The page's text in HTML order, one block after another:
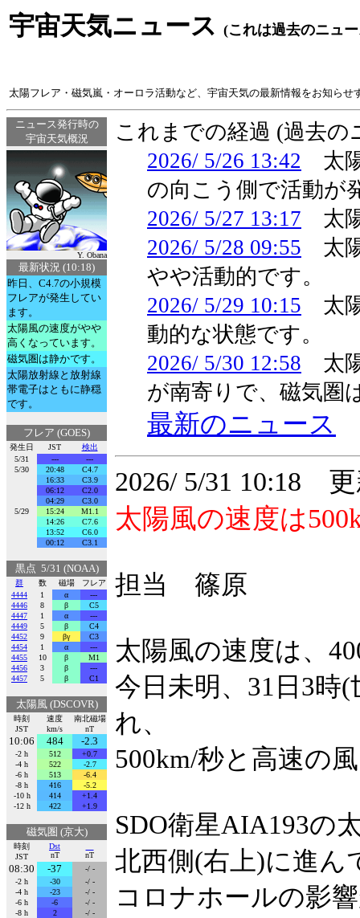
宇宙天気ニュース (これは過去のニュ
太陽フレア・磁気嵐・オーロラ活動など、宇宙天気の最新情報をお知らせ
ニュース発行時の
宇宙天気概況
Y. Obana
最新状況 (10:18)
昨日、C4.7の小規模
フレアが発生してい
ます。
太陽風の速度がやや
高くなっています。
磁気圏は静かです。
太陽放射線と放射線
帯電子はともに静穏
です。
フレア (GOES)
発生日 JST
検出
5/31
---
---
5/30
20:48
C4.7
16:33
C3.9
06:12
C2.0
04:29
C3.0
5/29
15:24
M1.1
14:26
C7.6
13:52
C6.0
00:12
C3.1
黒点 5/31 (NOAA)
群 数 磁場
フレア
4444
1 α
---
4446
8 β
C5
4447
1 α
---
4449
5 β
C4
4452
9 βγ
C3
4454
1 α
---
4455
10 β
M1
4456
3 β
---
4457
5 β C1
太陽風 (DSCOVR)
時刻
JST
速度
km/s
南北磁場
nT
10:06 484 -2.3
-2 h 512
+0.7
-4 h
522
-2.7
-6 h
513
-6.4
-8 h
416
-5.2
-10 h
414
+1.4
-12 h
422 +1.9
磁気圏 (京大)
時刻
JST
Dst
nT
nT
08:30 -37
-/ -
-2 h
-30
-/ -
-4 h
-23
-/ -
-6 h
-6
-/ -
-8 h
2
-/ -
これまでの経過 (過去
2026/ 5/26 13:42 太
の向こう側で活動が
2026/ 5/27 13:17 太
2026/ 5/28 09:55 太
やや活動的です。
2026/ 5/29 10:15 太
動的な状態です。
2026/ 5/30 12:58 太
が南寄りで、磁気圏
最新のニュース
2026/ 5/31 10:18
太陽風の速度は
担当 篠原
太陽風の速度は、
今日未明、31日3時
れ、
500km/秒と高速の
SDO衛星AIA193の
北西側(右上)に進ん
コロナホールの影